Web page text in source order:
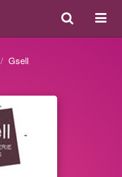
ou
Search
Gsell